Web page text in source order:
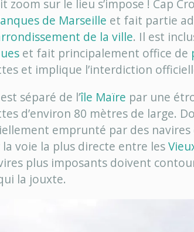
zoom sur le lieu s’impose ! Cap
de Marseille et fait partie
de la ville. Il est
et fait principalement office de
et implique l’interdiction
séparé de l’île Maïre par une
d’environ 80 mètres de large.
emprunté par des
la voie la plus directe entre les
plus imposants doivent
la jouxte.